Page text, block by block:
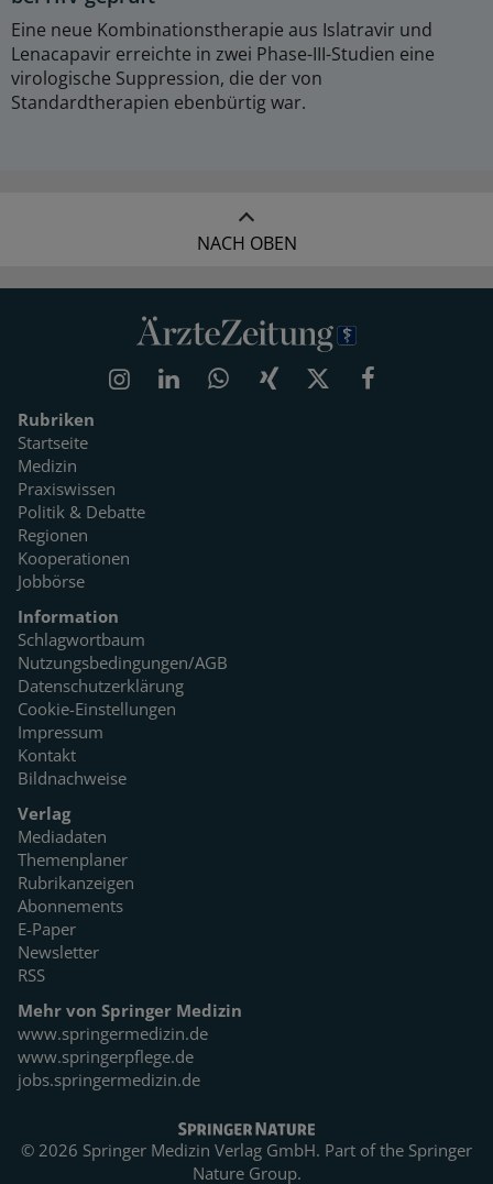
Eine neue Kombinationstherapie aus Islatravir und
Lenacapavir erreichte in zwei Phase-III-Studien eine
virologische Suppression, die der von
Standardtherapien ebenbürtig war.
NACH OBEN
Rubriken
Startseite
Medizin
Praxiswissen
Politik & Debatte
Regionen
Kooperationen
Jobbörse
Information
Schlagwortbaum
Nutzungsbedingungen/AGB
Datenschutzerklärung
Cookie-Einstellungen
Impressum
Kontakt
Bildnachweise
Verlag
Mediadaten
Themenplaner
Rubrikanzeigen
Abonnements
E-Paper
Newsletter
RSS
Mehr von Springer Medizin
www.springermedizin.de
www.springerpflege.de
jobs.springermedizin.de
© 2026 Springer Medizin Verlag GmbH. Part of the Springer
Nature Group.